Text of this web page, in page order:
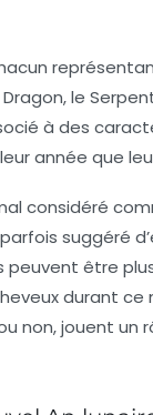
le
à des
année que
considéré
suggéré
être
durant
non, jouent un